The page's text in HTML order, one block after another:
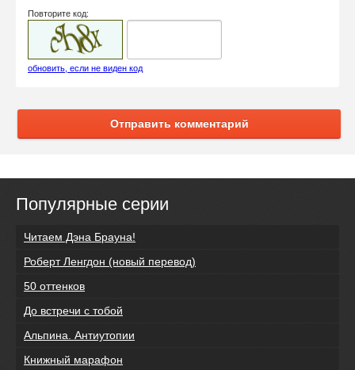
Повторите код:
обновить, если не виден код
Отправить комментарий
Популярные серии
Читаем Дэна Брауна!
Роберт Ленгдон (новый перевод)
50 оттенков
До встречи с тобой
Альпина. Антиутопии
Книжный марафон